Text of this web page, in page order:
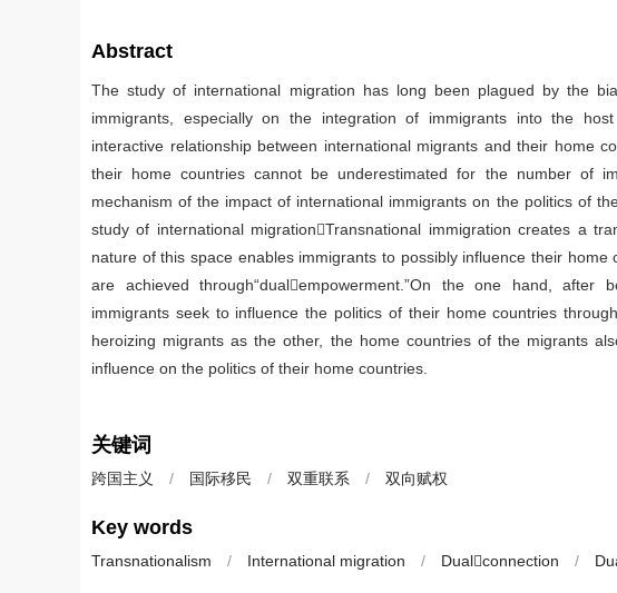
Abstract
The study of international migration has long been plagued by the
immigrants, especially on the integration of immigrants into the
interactive relationship between international migrants and their home
their home countries cannot be underestimated for the number of
mechanism of the impact of international immigrants on the politics of
study of international migrationTransnational immigration creates a
nature of this space enables immigrants to possibly influence their home
are achieved through“dualempowerment.”On the one hand, after
immigrants seek to influence the politics of their home countries
heroizing migrants as the other, the home countries of the migrants
influence on the politics of their home countries.
关键词
跨国主义 / 国际移民 / 双重联系 / 双向赋权
Key words
Transnationalism / International migration / Dualconnection /